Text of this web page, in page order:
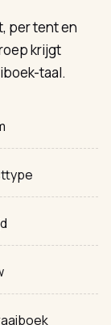
per tent en
krijgt
taal.